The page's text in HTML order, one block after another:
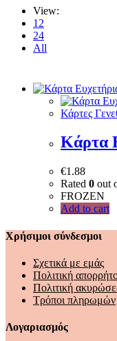
View:
12
24
All
Κάρτες
Κάρτα
€1.88
Rated 0 out
FROZEN
Add to cart
Χρήσιμοι σύνδεσμοι
Σχετικά με εμάς
Πολιτική
Πολιτική
Τρόποι πληρωμών
Λογαριασμός